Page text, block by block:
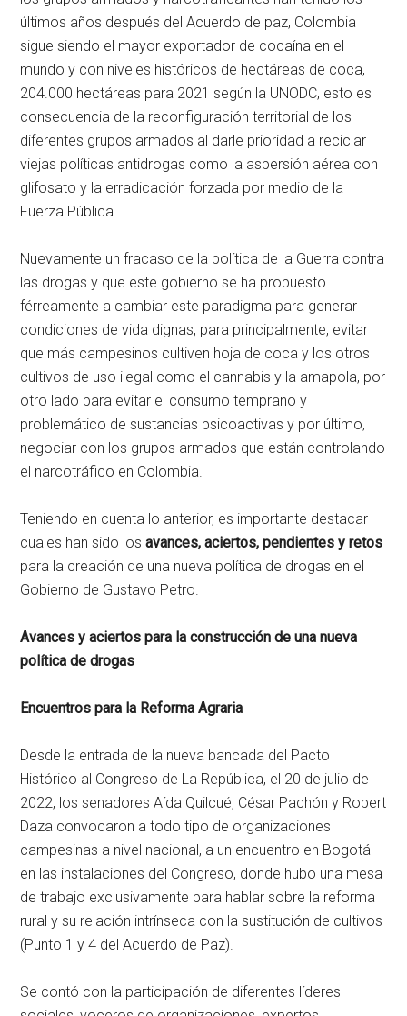
últimos años después del Acuerdo de paz, Colombia
sigue siendo el mayor exportador de cocaína en el
mundo y con niveles históricos de hectáreas de coca,
204.000 hectáreas para 2021 según la UNODC, esto es
consecuencia de la reconfiguración territorial de los
diferentes grupos armados al darle prioridad a reciclar
viejas políticas antidrogas como la aspersión aérea con
glifosato y la erradicación forzada por medio de la
Fuerza Pública.
Nuevamente un fracaso de la política de la Guerra contra
las drogas y que este gobierno se ha propuesto
férreamente a cambiar este paradigma para generar
condiciones de vida dignas, para principalmente, evitar
que más campesinos cultiven hoja de coca y los otros
cultivos de uso ilegal como el cannabis y la amapola, por
otro lado para evitar el consumo temprano y
problemático de sustancias psicoactivas y por último,
negociar con los grupos armados que están controlando
el narcotráfico en Colombia.
Teniendo en cuenta lo anterior, es importante destacar
cuales han sido losavances, aciertos, pendientes y retos
para la creación de una nueva política de drogas en el
Gobierno de Gustavo Petro.
Avances y aciertos para la construcción de una nueva
política de drogas
Encuentros para la Reforma Agraria
Desde la entrada de la nueva bancada del Pacto
Histórico al Congreso de La República, el 20 de julio de
2022, los senadores Aída Quilcué, César Pachón y Robert
Daza convocaron a todo tipo de organizaciones
campesinas a nivel nacional, a un encuentro en Bogotá
en las instalaciones del Congreso, donde hubo una mesa
de trabajo exclusivamente para hablar sobre la reforma
rural y su relación intrínseca con la sustitución de cultivos
(Punto 1 y 4 del Acuerdo de Paz).
Se contó con la participación de diferentes líderes